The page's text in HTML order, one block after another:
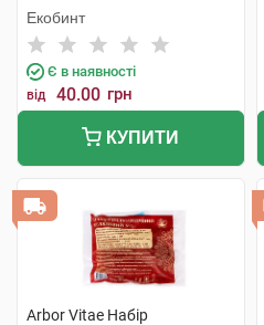
одноразового використання
1 шт
Екобинт
Є в наявності
від 40.00 грн
КУПИТИ
Arbor Vitae Набір